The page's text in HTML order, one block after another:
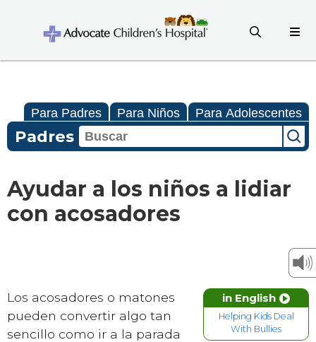
Para Padres Para Niños Para Adolescentes
Padres
Ayudar a los niños a lidiar
con acosadores
in English
Helping Kids Deal
With Bullies
Los acosadores o matones
pueden convertir algo tan
sencillo como ir a la parada